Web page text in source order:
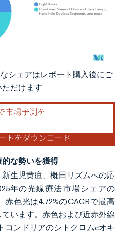
はCC BY 4.0の表示が必要です。
シェアはレポート購入後にご
だけます
な勢いを獲得
生児黄疸、概日リズムへの応
年の光線療法市場シェアの
赤色光は4.72%のCAGRで最高
います。赤色および近赤外線
コンドリアのシトクロムcオキ